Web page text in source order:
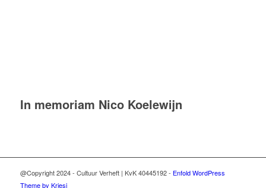
In memoriam Nico Koelewijn
@Copyright 2024 - Cultuur Verheft | KvK 40445192 - Enfold WordPress
Theme by Kriesi